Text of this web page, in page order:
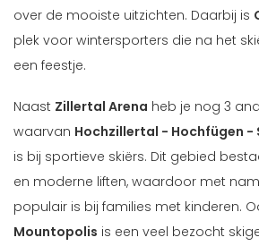
over de mooiste uitzichten. Daarbij is
plek voor wintersporters die na het
een feestje.
Naast Zillertal Arena heb je nog 3
waarvan Hochzillertal - Hochfügen -
is bij sportieve skiërs. Dit gebied
en moderne liften, waardoor met
populair is bij families met kinderen.
Mountopolis is een veel bezocht